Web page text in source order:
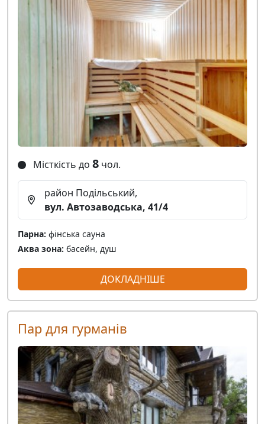
Місткість до 8 чол.
район Подільський,
вул. Автозаводська, 41/4
Парна: фінська сауна
Аква зона: басейн, душ
ДОКЛАДНІШЕ
Пар для гурманів